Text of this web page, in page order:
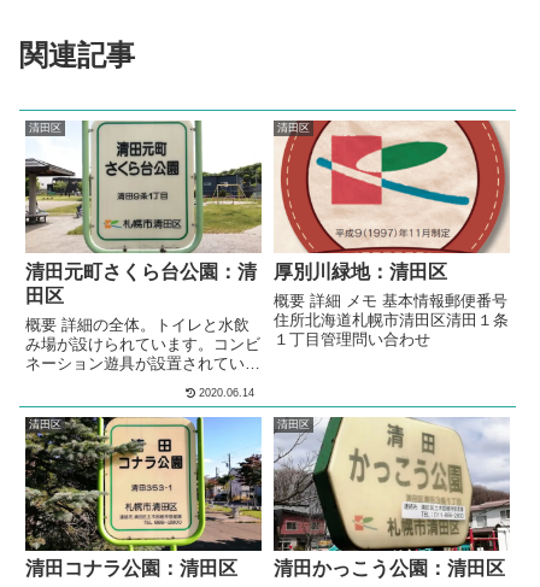
関連記事
清田区
清田元町さくら台公園：清
田区
概要 詳細の全体。トイレと水飲
み場が設けられています。コンビ
ネーション遊具が設置されていま
す。3段階の高さの鉄棒が設置さ
れています。模型遊具が複数設置
されています。回転遊具が設置さ
れています。砂場が設けられてい
ます。 の多目的広場全体。多目
的な利用が出来る広場が設けられ
ています。シェルター型のあずま
屋が、設けられています。複数の
種類のベンチが、公園内に複数設
置されていま...
2020.06.14
清田区
厚別川緑地：清田区
概要 詳細 メモ 基本情報郵便番号
住所北海道札幌市清田区清田１条
１丁目管理問い合わせ
清田区
清田コナラ公園：清田区
清田区
清田かっこう公園：清田区